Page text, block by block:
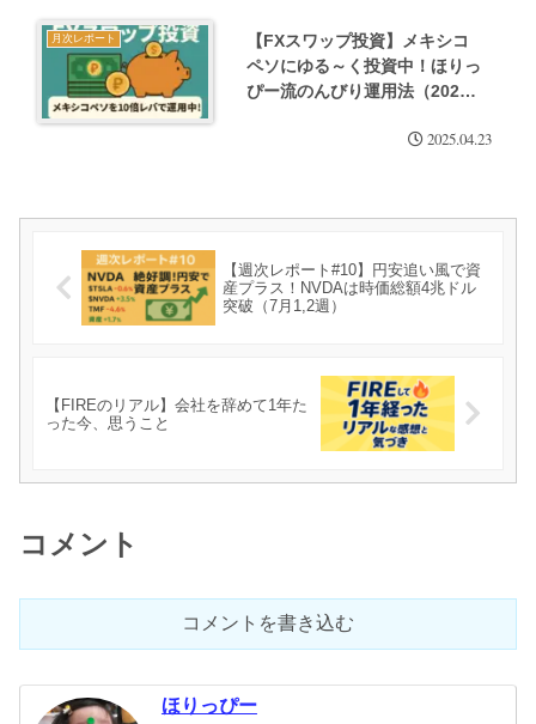
月次レポート
【FXスワップ投資】メキシコ
ペソにゆる～く投資中！ほりっ
ぴー流のんびり運用法（2025
2025.04.23
【週次レポート#10】円安追い風で資
産プラス！NVDAは時価総額4兆ドル
突破（7月1,2週）
【FIREのリアル】会社を辞めて1年た
った今、思うこと
コメント
コメントを書き込む
ほりっぴー